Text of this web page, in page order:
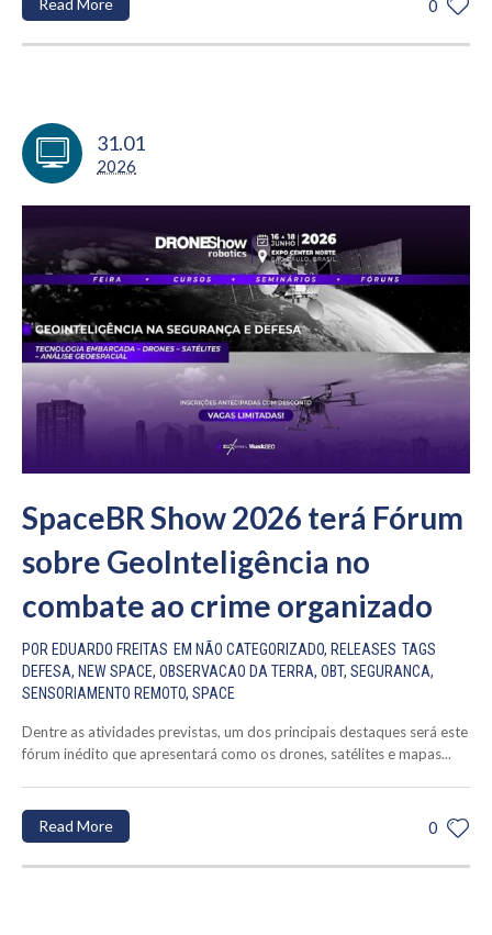
0
31.01
2026
SpaceBR Show 2026 terá Fórum
sobre GeoInteligência no
combate ao crime organizado
POR EDUARDO FREITAS EM NÃO CATEGORIZADO, RELEASES TAGS
DEFESA, NEW SPACE, OBSERVACAO DA TERRA, OBT, SEGURANCA,
SENSORIAMENTO REMOTO, SPACE
Dentre as atividades previstas, um dos principais destaques será este
fórum inédito que apresentará como os drones, satélites e mapas...
0
Read More